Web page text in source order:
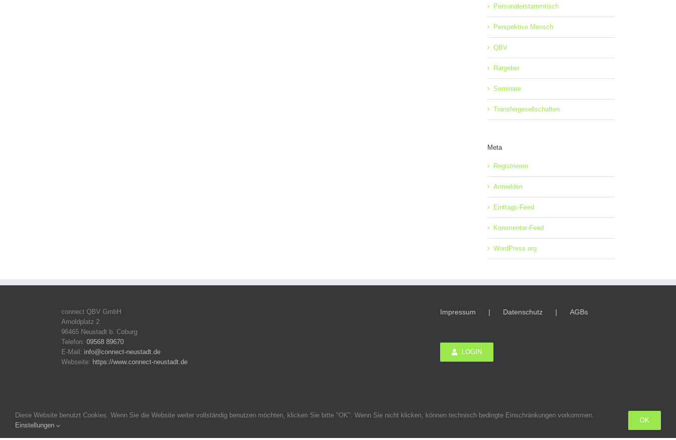
Personalerstammtisch
Perspektive Mensch
QBV
Ratgeber
Seminare
Transfergesellschaften
Meta
Registrieren
Anmelden
Eintrags-Feed
Kommentar-Feed
WordPress.org
connect QBV GmbH
Arnoldplatz 2
96465 Neustadt b. Coburg
Telefon: 09568 89670
E-Mail: info@connect-neustadt.de
Webseite: https://www.connect-neustadt.de
Impressum Datenschutz AGBs
LOGIN
Copyright 2016-2026 connect Neustadt | Alle Rechte vorbehalten
Diese Website benutzt Cookies. Wenn Sie die Website weiter vollständig benutzen möchten, klicken Sie bitte "OK". Wenn Sie nicht klicken, können technisch bedingte Einschränkungen vorkommen.
Einstellungen
OK